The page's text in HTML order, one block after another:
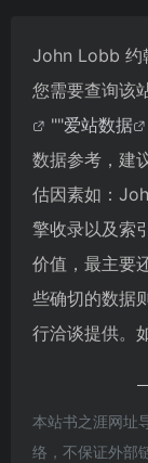
John Lobb 约
您需要查询该
""爱站数据
数据参考，建
估因素如：
擎收录以及索
价值，最主要
些确切的数据
行洽谈提供。
本站书之涯网址
络，不保证外部